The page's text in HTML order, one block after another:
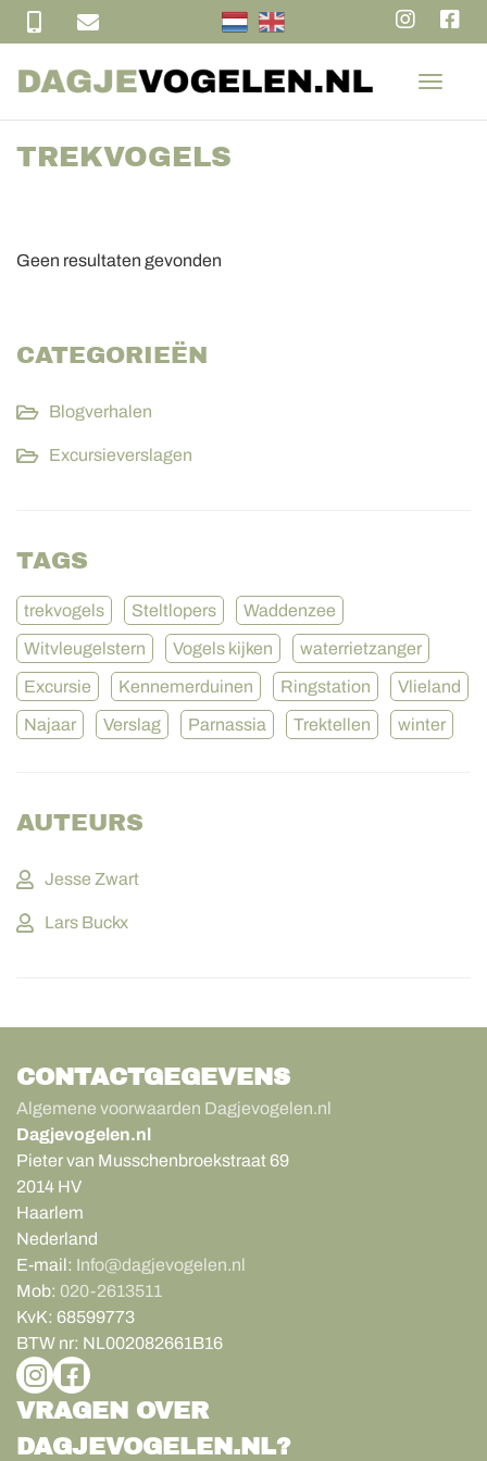
T
TREKVOGELS
Geen resultaten gevonden
CATEGORIEËN
Blogverhalen
Excursieverslagen
TAGS
trekvogels Steltlopers Waddenzee
Witvleugelstern Vogels kijken waterrietzanger
Excursie Kennemerduinen Ringstation Vlieland
Najaar Verslag Parnassia Trektellen winter
AUTEURS
Jesse Zwart
Lars Buckx
CONTACTGEGEVENS
Algemene voorwaarden Dagjevogelen.nl
Dagjevogelen.nl
Pieter van Musschenbroekstraat 69
2014 HV
Haarlem
Nederland
E-mail: Info@dagjevogelen.nl
Mob: 020-2613511
KvK: 68599773
BTW nr: NL002082661B16
VRAGEN OVER
DAGJEVOGELEN.NL?